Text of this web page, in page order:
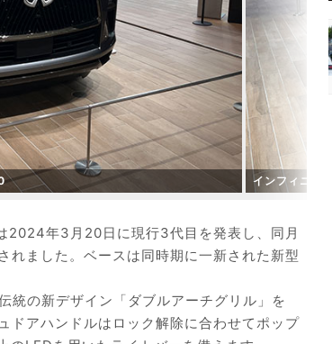
インフィニテ
2024年3月20日に現行3代目を発表し、同月
れました。ベースは同時期に一新された新型
統の新デザイン「ダブルアーチグリル」を
ドアハンドルはロック解除に合わせてポップ